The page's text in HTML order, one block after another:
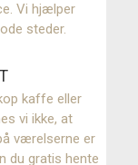
Vi hjælper
steder.
kaffe eller
vi ikke, at
værelserne er
du gratis hente